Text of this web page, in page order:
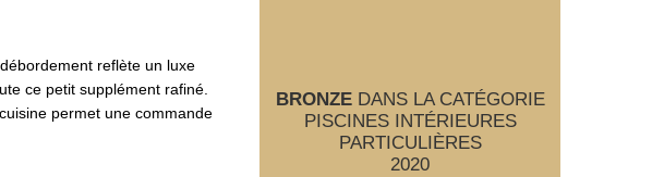
reflète un luxe
ce petit supplément rafiné.
permet une commande
BRONZEDANS LA CATÉGORIE
PISCINES INTÉRIEURES
PARTICULIÈRES
2020